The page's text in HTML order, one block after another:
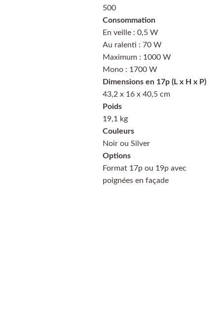
500
Consommation
En veille : 0,5 W
Au ralenti : 70 W
Maximum : 1000 W
Mono : 1700 W
Dimensions en 17p (L x H x P)
43,2 x 16 x 40,5 cm
Poids
19,1 kg
Couleurs
Noir ou Silver
Options
Format 17p ou 19p avec
poignées en façade